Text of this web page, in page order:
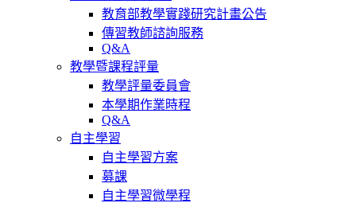
教育部教學實踐研究計畫公告
傳習教師諮詢服務
Q&A
教學暨課程評量
教學評量委員會
本學期作業時程
Q&A
自主學習
自主學習方案
募課
自主學習微學程